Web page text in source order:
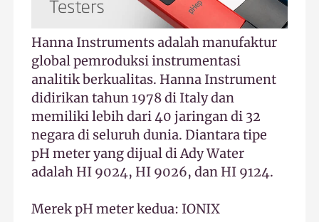
Hanna Instruments adalah manufaktur
global pemroduksi instrumentasi
analitik berkualitas. Hanna Instrument
didirikan tahun 1978 di Italy dan
memiliki lebih dari 40 jaringan di 32
negara di seluruh dunia. Diantara tipe
pH meter yang dijual di Ady Water
adalah HI 9024, HI 9026, dan HI 9124.
Merek pH meter kedua: IONIX